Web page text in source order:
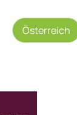
Österreich